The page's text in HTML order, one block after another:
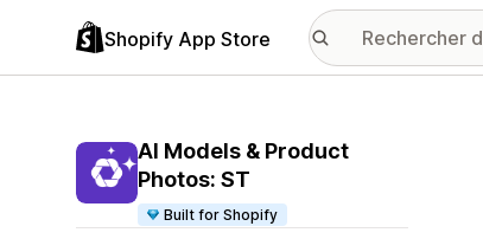
Shopify App Store
AI Models & Product
Photos: ST
Built for Shopify